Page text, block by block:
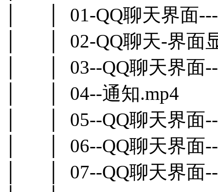
│ │ 01-QQ聊天界面---
│ │ 02-QQ聊天-界面
│ │ 03--QQ聊天界面--
│ │ 04--通知.mp4
│ │ 05--QQ聊天界面--
│ │ 06--QQ聊天界面--
│ │ 07--QQ聊天界面--